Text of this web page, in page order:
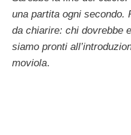
una partita ogni secondo.
da chiarire: chi dovrebbe
siamo pronti
moviola.